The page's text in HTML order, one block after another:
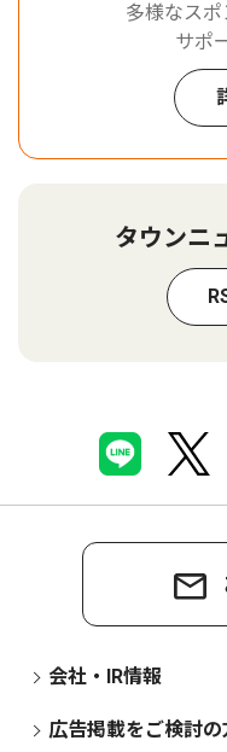
多様なス
サポ
タウンニ
会社・IR情報
広告掲載をご検討の